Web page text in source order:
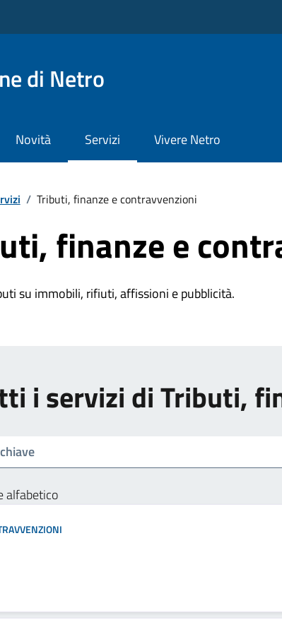
di Netro
Novità Servizi Vivere Netro
/ Tributi, finanze e contravvenzioni
finanze e
su immobili, rifiuti, affissioni e pubblicità.
i servizi di Tributi,
alfabetico